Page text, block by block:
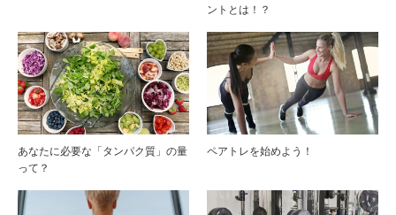
ントとは！？
あなたに必要な「タンパク質」の量
って？
ペアトレを始めよう！